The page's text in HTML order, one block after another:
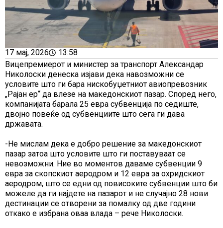
17 мај, 2026
13:58
Вицепремиерот и министер за транспорт Александар
Николоски денеска изјави дека навозможни се
условите што ги бара нискобуџетниот авиопревозник
„Рајан ер“ да влезе на македонскиот пазар. Според него,
компанијата барала 25 евра субвенција по седиште,
двојно повеќе од субвенциите што сега ги дава
државата.
-Не мислам дека е добро решение за македонскиот
пазар затоа што условите што ги поставуваат се
невозможни. Ние во моментов даваме субвенции 9
евра за скопскиот аеродром и 12 евра за охридскиот
аеродром, што се едни од повисоките субвенции што би
можеле да ги најдете на пазарот и не случајно 28 нови
дестинации се отворени за помалку од две години
откако е избрана оваа влада – рече Николоски.